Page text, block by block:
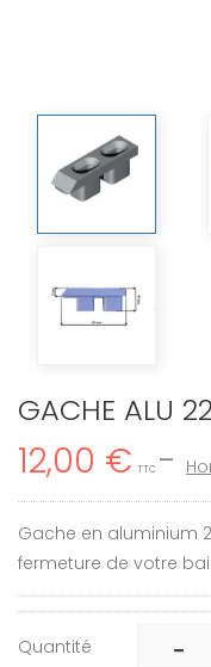
GACHE ALU
12,00 € TTC
Gache en aluminium
fermeture de votre
Quantité